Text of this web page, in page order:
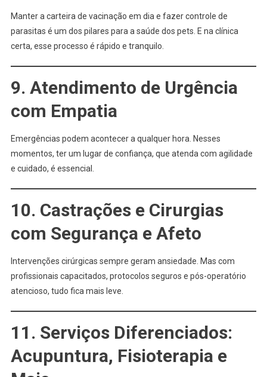
Manter a carteira de vacinação em dia e fazer controle de
parasitas é um dos pilares para a saúde dos pets. E na clínica
certa, esse processo é rápido e tranquilo.
9. Atendimento de Urgência
com Empatia
Emergências podem acontecer a qualquer hora. Nesses
momentos, ter um lugar de confiança, que atenda com agilidade
e cuidado, é essencial.
10. Castrações e Cirurgias
com Segurança e Afeto
Intervenções cirúrgicas sempre geram ansiedade. Mas com
profissionais capacitados, protocolos seguros e pós-operatório
atencioso, tudo fica mais leve.
11. Serviços Diferenciados:
Acupuntura, Fisioterapia e